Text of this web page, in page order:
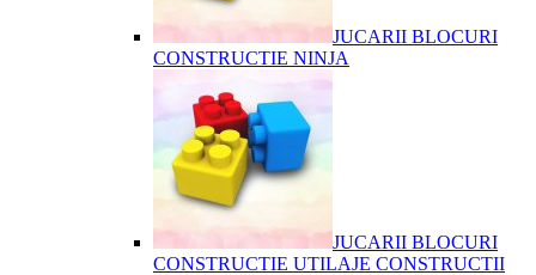
JUCARII BLOCURI
CONSTRUCTIE NINJA
JUCARII BLOCURI
CONSTRUCTIE UTILAJE CONSTRUCTII